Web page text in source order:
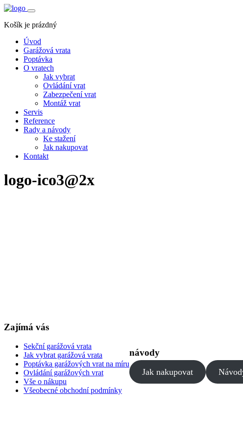
Košík je prázdný
Úvod
Garážová vrata
Poptávka
O vratech
Jak vybrat
Ovládání vrat
Zabezpečení vrat
Montáž vrat
Servis
Reference
Rady a návody
Ke stažení
Jak nakupovat
Kontakt
logo-ico3@2x
Zajímá vás
Sekční garážová vrata
Jak vybrat garážová vrata
Poptávka garážových vrat na míru
Ovládání garážových vrat
Vše o nákupu
Všeobecné obchodní podmínky
návody
Jak nakupovat